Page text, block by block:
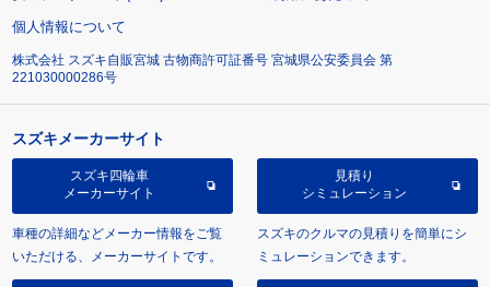
個人情報について
株式会社 スズキ自販宮城 古物商許可証番号 宮城県公安委員会 第
221030000286号
スズキメーカーサイト
スズキ四輪車
メーカーサイト
車種の詳細などメーカー情報をご覧
いただける、メーカーサイトです。
見積り
シミュレーション
スズキのクルマの見積りを簡単にシ
ミュレーションできます。